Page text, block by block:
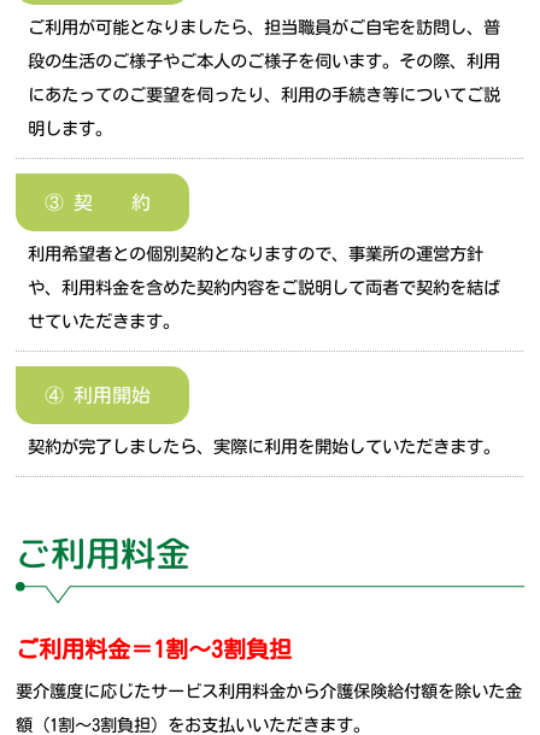
ご利用が可能となりましたら、担当職員がご自宅を訪問し、普
段の生活のご様子やご本人のご様子を伺います。その際、利用
にあたってのご要望を伺ったり、利用の手続き等についてご説
明します。
③ 契 約
利用希望者との個別契約となりますので、事業所の運営方針
や、利用料金を含めた契約内容をご説明して両者で契約を結ば
せていただきます。
④ 利用開始
契約が完了しましたら、実際に利用を開始していただきます。
ご利用料金
ご利用料金＝1割～3割負担
要介護度に応じたサービス利用料金から介護保険給付額を除いた金
額（1割～3割負担）をお支払いいただきます。